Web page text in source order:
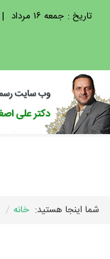
تاریخ : جمعه ۱۶ مرداد |
شما اینجا هستید: خانه